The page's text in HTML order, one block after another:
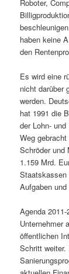
Roboter,
haben keine
den
Es wird eine
nicht darüber
werden.
hat 1991 die
der Lohn-
Weg
Schröder und
1.159 Mrd.
Staatskassen
Aufgaben
Agenda
Unternehmer
öffentlichen
Schritt weiter.